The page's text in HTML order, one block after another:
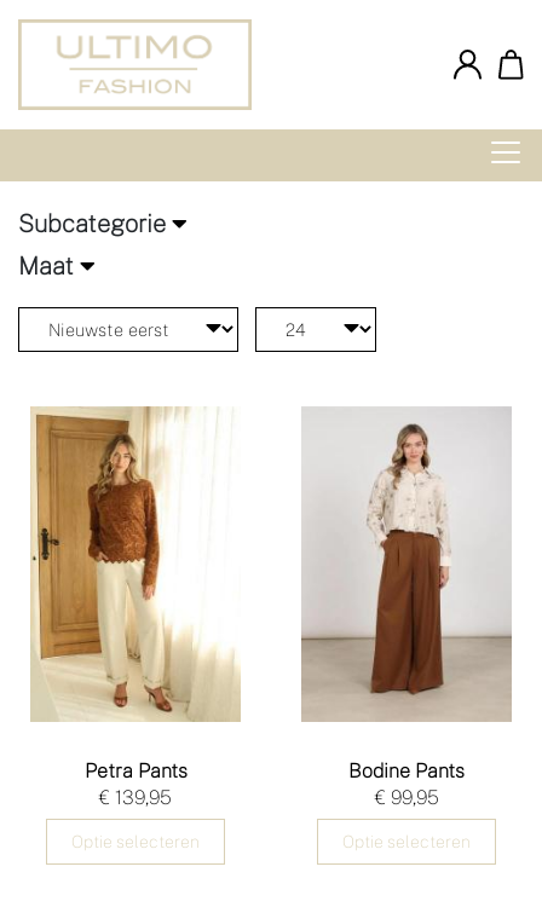
Subcategorie
Maat
Petra Pants
€ 139,95
Optie selecteren
Bodine Pants
€ 99,95
Optie selecteren